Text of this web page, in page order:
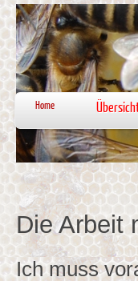
Home
Die Arbeit
Ich muss